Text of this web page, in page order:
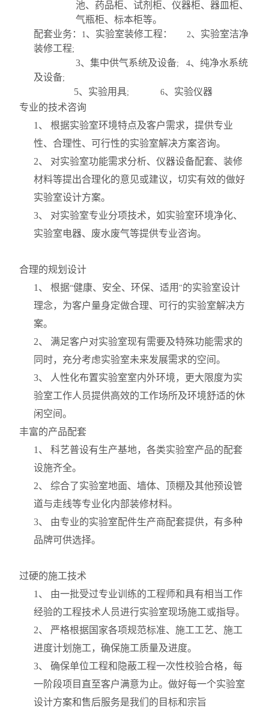
池、药品柜、试剂柜、仪器柜、器皿柜、
气瓶柜、标本柜等。
配套业务：
1、实验室装修工程： 2、实验室洁净
装修工程;
3、集中供气系统及设备; 4、纯净水系统
及设备;
5、实验用具; 6、实验仪器
专业的技术咨询
1 、 根据实验室环境特点及客户需求，提供专业
性、合理性、可行性的实验室解决方案咨询。
2、 对实验室功能需求分析、仪器设备配套、装修
材料等提出合理化的意见或建议，切实有效的做好
实验室设计方案。
3、 对实验室专业分项技术，如实验室环境净化、
实验室电器、废水废气等提供专业咨询。
合理的规划设计
1 、 根据“健康、安全、环保、适用 "的实验室设计
理念，为客户量身定做合理、可行的实验室解决方
案。
2、 满足客户对实验室现有需要及特殊功能需求的
同时，充分考虑实验室未来发展需求的空间。
3、 人性化布置实验室室内外环境，更大限度为实
验室工作人员提供高效的工作场所及环境舒适的休
闲空间。
丰富的产品配套
1 、 科艺普设有生产基地，各类实验室产品的配套
设施齐全。
2、 综合了实验室地面、墙体、顶棚及其他预设管
道与走线等专业化内部装修材料。
3、 由专业的实验室配件生产商配套提供，有多种
品牌可供选择。
过硬的施工技术
1 、 由一批受过专业训练的工程师和具有相当工作
经验的工程技术人员进行实验室现场施工或指导。
2、 严格根据国家各项规范标准、施工工艺、施工
进度计划施工，确保施工质量及进度。
3、 确保单位工程和隐蔽工程一次性校验合格，每
一阶段项目直至客户满意为止。做好每一个实验室
设计方案和售后服务是我们的目标和宗旨